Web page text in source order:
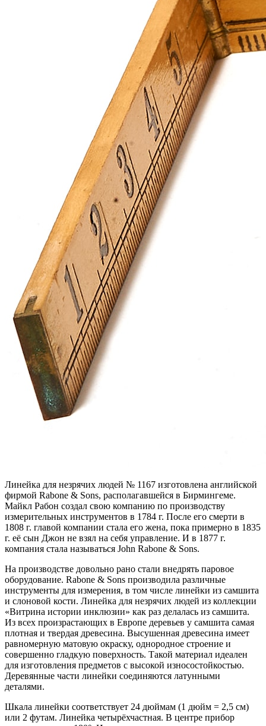
Линейка для незрячих людей № 1167 изготовлена английской
фирмой Rabone & Sons, располагавшейся в Бирмингеме.
Майкл Рабон создал свою компанию по производству
измерительных инструментов в 1784 г. После его смерти в
1808 г. главой компании стала его жена, пока примерно в 1835
г. её сын Джон не взял на себя управление. И в 1877 г.
компания стала называться John Rabone & Sons.
На производстве довольно рано стали внедрять паровое
оборудование. Rabone & Sons производила различные
инструменты для измерения, в том числе линейки из самшита
и слоновой кости. Линейка для незрячих людей из коллекции
«Витрина истории инклюзии» как раз делалась из самшита.
Из всех произрастающих в Европе деревьев у самшита самая
плотная и твердая древесина. Высушенная древесина имеет
равномерную матовую окраску, однородное строение и
совершенно гладкую поверхность. Такой материал идеален
для изготовления предметов с высокой износостойкостью.
Деревянные части линейки соединяются латунными
деталями.
Шкала линейки соответствует 24 дюймам (1 дюйм = 2,5 см)
или 2 футам. Линейка четырёхчастная. В центре прибор